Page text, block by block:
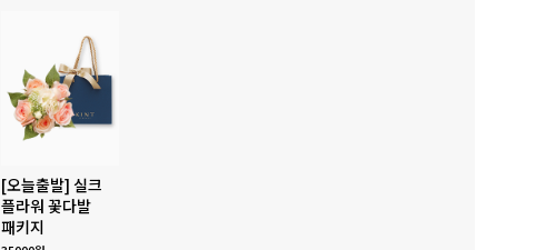
[오늘출발] 실크
플라워 꽃다발
패키지